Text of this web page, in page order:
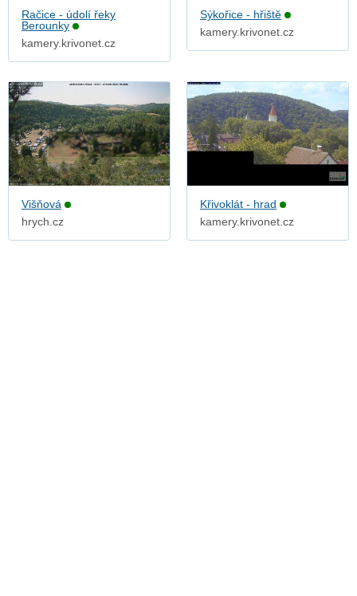
Račice - údolí řeky
Berounky
kamery.krivonet.cz
Sýkořice - hřiště
kamery.krivonet.cz
Višňová
hrych.cz
Křivoklát - hrad
kamery.krivonet.cz